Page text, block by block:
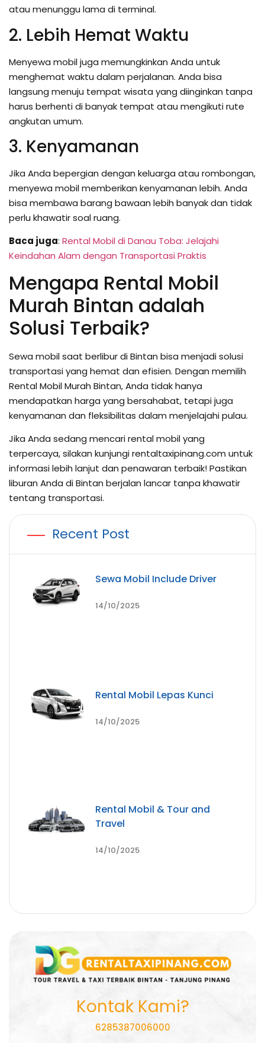
atau menunggu lama di terminal.
2. Lebih Hemat Waktu
Menyewa mobil juga memungkinkan Anda untuk
menghemat waktu dalam perjalanan. Anda bisa
langsung menuju tempat wisata yang diinginkan tanpa
harus berhenti di banyak tempat atau mengikuti rute
angkutan umum.
3. Kenyamanan
Jika Anda bepergian dengan keluarga atau rombongan,
menyewa mobil memberikan kenyamanan lebih. Anda
bisa membawa barang bawaan lebih banyak dan tidak
perlu khawatir soal ruang.
Baca juga: Rental Mobil di Danau Toba: Jelajahi
Keindahan Alam dengan Transportasi Praktis
Mengapa Rental Mobil
Murah Bintan adalah
Solusi Terbaik?
Sewa mobil saat berlibur di Bintan bisa menjadi solusi
transportasi yang hemat dan efisien. Dengan memilih
Rental Mobil Murah Bintan, Anda tidak hanya
mendapatkan harga yang bersahabat, tetapi juga
kenyamanan dan fleksibilitas dalam menjelajahi pulau.
Jika Anda sedang mencari rental mobil yang
terpercaya, silakan kunjungi rentaltaxipinang.com untuk
informasi lebih lanjut dan penawaran terbaik! Pastikan
liburan Anda di Bintan berjalan lancar tanpa khawatir
tentang transportasi.
Recent Post
Sewa Mobil Include Driver
14/10/2025
Rental Mobil Lepas Kunci
14/10/2025
Rental Mobil & Tour and
Travel
14/10/2025
Kontak Kami?
6285387006000